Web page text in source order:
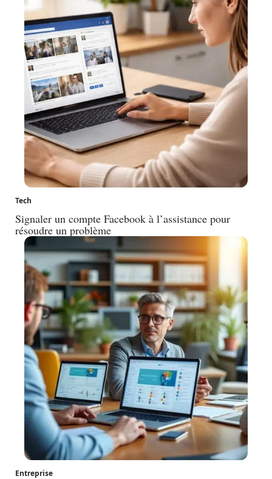
Tech
Signaler un compte Facebook à l’assistance pour
résoudre un problème
Entreprise